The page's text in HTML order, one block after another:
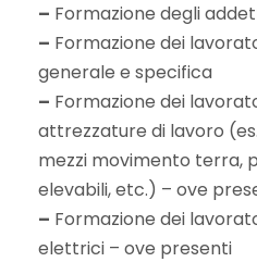
– Formazione degli
– Formazione dei
generale e specifica
– Formazione dei
attrezzature di lavoro
mezzi movimento terra,
elevabili, etc.) – ove
– Formazione dei
elettrici – ove presenti